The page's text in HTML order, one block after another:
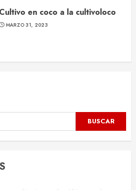
Cultivo en coco a la cultivoloco
MARZO 31, 2023
BUSCAR